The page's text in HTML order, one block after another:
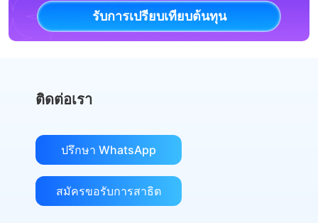
รับการเปรียบเทียบต้นทุน
ติดต่อเรา
ปรึกษา WhatsApp
สมัครขอรับการสาธิต